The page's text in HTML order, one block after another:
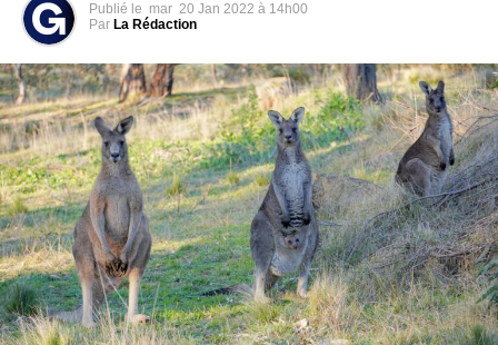
Publié le mar 20 Jan 2022 à 14h00
Par La Rédaction